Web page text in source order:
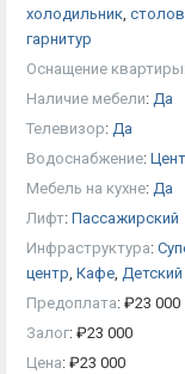
холодильник,
гарнитур
Оснащение квартиры
Наличие мебели: Да
Телевизор: Да
Водоснабжение:
Мебель на кухне: Да
Лифт: Пассажирский
Инфраструктура:
центр, Кафе,
Предоплата: ₽23 000
Залог: ₽23 000
Цена: ₽23 000